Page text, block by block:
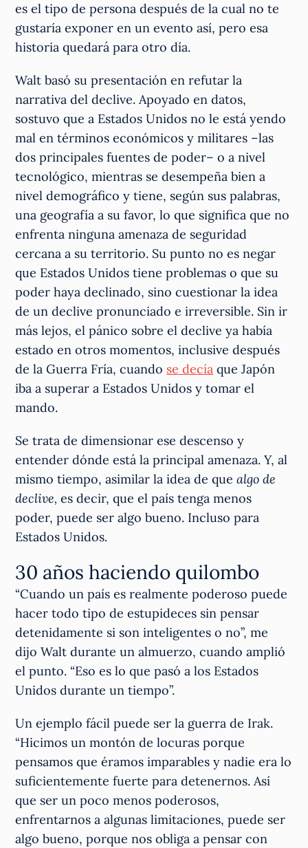
es el tipo de persona después de la cual no te
gustaría exponer en un evento así, pero esa
historia quedará para otro día.
Walt basó su presentación en refutar la
narrativa del declive. Apoyado en datos,
sostuvo que a Estados Unidos no le está yendo
mal en términos económicos y militares –las
dos principales fuentes de poder– o a nivel
tecnológico, mientras se desempeña bien a
nivel demográfico y tiene, según sus palabras,
una geografía a su favor, lo que significa que no
enfrenta ninguna amenaza de seguridad
cercana a su territorio. Su punto no es negar
que Estados Unidos tiene problemas o que su
poder haya declinado, sino cuestionar la idea
de un declive pronunciado e irreversible. Sin ir
más lejos, el pánico sobre el declive ya había
estado en otros momentos, inclusive después
de la Guerra Fría, cuando se decía que Japón
iba a superar a Estados Unidos y tomar el
mando.
Se trata de dimensionar ese descenso y
entender dónde está la principal amenaza. Y, al
mismo tiempo, asimilar la idea de quealgo de
declive,es decir, que el país tenga menos
poder, puede ser algo bueno. Incluso para
Estados Unidos.
30 años haciendo quilombo
“Cuando un país es realmente poderoso puede
hacer todo tipo de estupideces sin pensar
detenidamente si son inteligentes o no”, me
dijo Walt durante un almuerzo, cuando amplió
el punto. “Eso es lo que pasó a los Estados
Unidos durante un tiempo”.
Un ejemplo fácil puede ser la guerra de Irak.
“Hicimos un montón de locuras porque
pensamos que éramos imparables y nadie era lo
suficientemente fuerte para detenernos. Así
que ser un poco menos poderosos,
enfrentarnos a algunas limitaciones, puede ser
algo bueno, porque nos obliga a pensar con